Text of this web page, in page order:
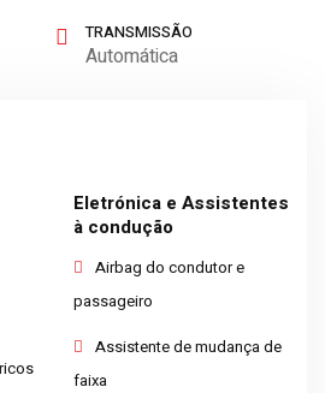
TRANSMISSÃO
Automática
Eletrónica e Assistentes
à condução
Airbag do condutor e
passageiro
Assistente de mudança de
faixa